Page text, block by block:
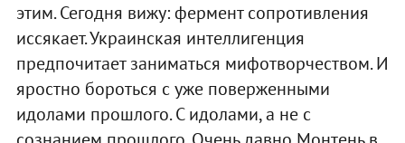
этим. Сегодня вижу: фермент сопротивления
иссякает. Украинская интеллигенция
предпочитает заниматься мифотворчеством. И
яростно бороться с уже поверженными
идолами прошлого. С идолами, а не с